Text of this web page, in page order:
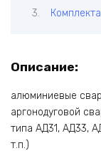
Описание:
алюминиевые
аргонодуговой
типа АД31, АД33,
т.п.)